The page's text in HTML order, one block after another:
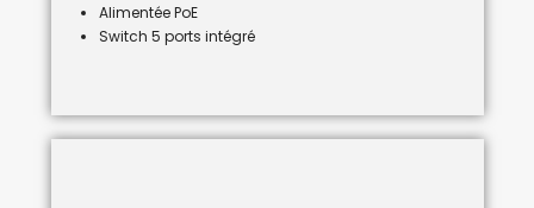
Alimentée PoE
Switch 5 ports intégré